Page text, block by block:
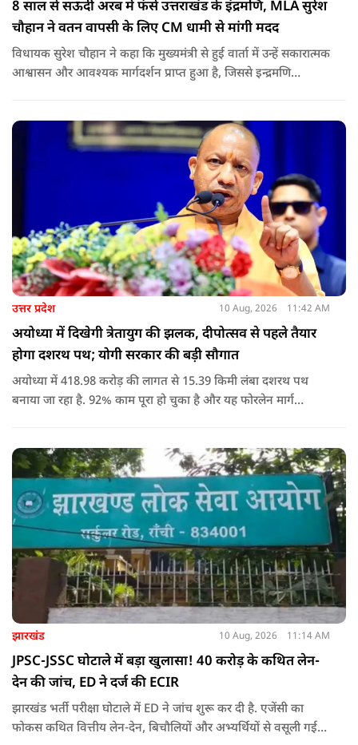
8 साल से सऊदी अरब में फंसे उत्तराखंड के इंद्रमणि, MLA सुरेश
चौहान ने वतन वापसी के लिए CM धामी से मांगी मदद
विधायक सुरेश चौहान ने कहा कि मुख्यमंत्री से हुई वार्ता में उन्हें सकारात्मक
आश्वासन और आवश्यक मार्गदर्शन प्राप्त हुआ है, जिससे इन्द्रमणि
उत्तर प्रदेश 10 Aug, 2026 11:42 AM
अयोध्या में दिखेगी त्रेतायुग की झलक, दीपोत्सव से पहले तैयार
होगा दशरथ पथ; योगी सरकार की बड़ी सौगात
अयोध्या में 418.98 करोड़ की लागत से 15.39 किमी लंबा दशरथ पथ
बनाया जा रहा है. 92% काम पूरा हो चुका है और यह फोरलेन मार्ग
झारखंड 10 Aug, 2026 11:14 AM
JPSC-JSSC घोटाले में बड़ा खुलासा! 40 करोड़ के कथित लेन-
देन की जांच, ED ने दर्ज की ECIR
झारखंड भर्ती परीक्षा घोटाले में ED ने जांच शुरू कर दी है. एजेंसी का
फोकस कथित वित्तीय लेन-देन, बिचौलियों और अभ्यर्थियों से वसूली गई